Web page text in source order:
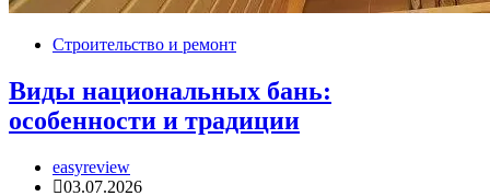
Строительство и ремонт
Виды национальных бань:
особенности и традиции
easyreview
03.07.2026